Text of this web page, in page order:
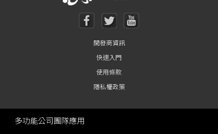
開發商資訊
快速入門
使用條款
隱私權政策
多功能公司團隊應用